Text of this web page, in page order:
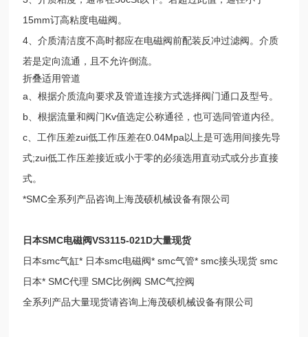
15mm订高粘度电磁阀。
4、介质清洁度不高时都应在电磁阀前配装反冲过滤阀。介质
若是定向流通，且不允许倒流。
折叠适用管道
a、根据介质流向要求及管道连接方式选择阀门通口及型号。
b、根据流量和阀门Kv值选定公称通径，也可选同管道内径。
c、工作压差zui低工作压差在0.04Mpa以上是可选用间接先导
式;zui低工作压差接近或小于零的必须选用直动式或分步直接
式。
*SMC全系列产品咨询上海茂硕机械设备有限公司
日本SMC电磁阀VS3115-021D大量现货
日本smc气缸* 日本smc电磁阀* smc气管* smc接头现货 smc
日本* SMC代理 SMC比例阀 SMC气控阀
全系列产品大量现货请咨询上海茂硕机械设备有限公司